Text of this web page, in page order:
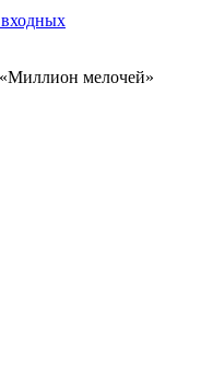
мелочей»